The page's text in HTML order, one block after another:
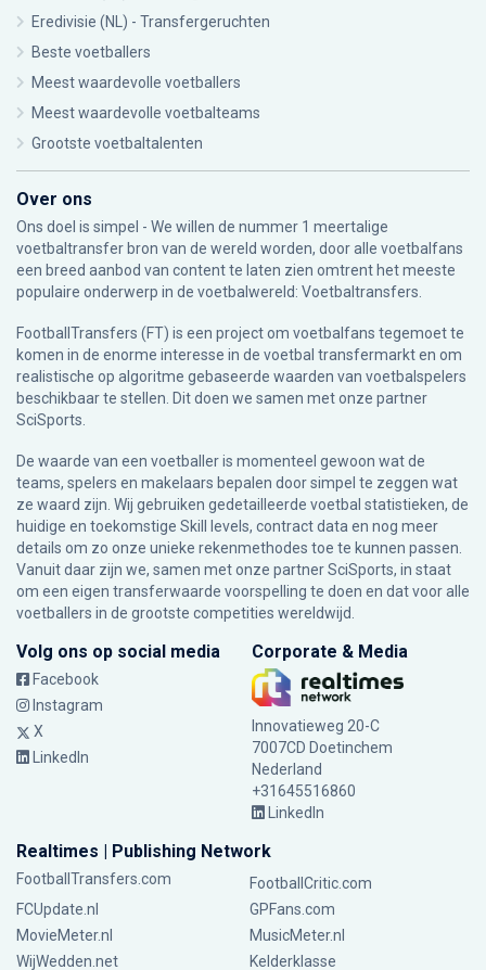
Eredivisie (NL) - Transfergeruchten
Beste voetballers
Meest waardevolle voetballers
Meest waardevolle voetbalteams
Grootste voetbaltalenten
Over ons
Ons doel is simpel - We willen de nummer 1 meertalige
voetbaltransfer bron van de wereld worden, door alle voetbalfans
een breed aanbod van content te laten zien omtrent het meeste
populaire onderwerp in de voetbalwereld: Voetbaltransfers.
FootballTransfers (FT) is een project om voetbalfans tegemoet te
komen in de enorme interesse in de voetbal transfermarkt en om
realistische op algoritme gebaseerde waarden van voetbalspelers
beschikbaar te stellen. Dit doen we samen met onze partner
SciSports
De waarde van een voetballer is momenteel gewoon wat de
teams, spelers en makelaars bepalen door simpel te zeggen wat
ze waard zijn. Wij gebruiken gedetailleerde voetbal statistieken, de
huidige en toekomstige Skill levels, contract data en nog meer
details om zo onze unieke rekenmethodes toe te kunnen passen.
Vanuit daar zijn we, samen met onze partner SciSports, in staat
om een eigen transferwaarde voorspelling te doen en dat voor alle
voetballers in de grootste competities wereldwijd.
Volg ons op social media
Facebook
Instagram
X
LinkedIn
Corporate & Media
Innovatieweg 20-C
7007CD Doetinchem
Nederland
+31645516860
LinkedIn
Realtimes | Publishing Network
FootballTransfers.com
FootballCritic.com
FCUpdate.nl
GPFans.com
MovieMeter.nl
MusicMeter.nl
WijWedden.net
Kelderklasse